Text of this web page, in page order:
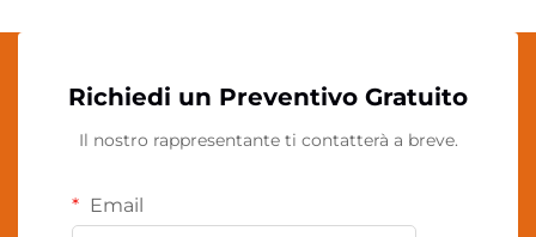
Richiedi un Preventivo Gratuito
Il nostro rappresentante ti contatterà a breve.
Email